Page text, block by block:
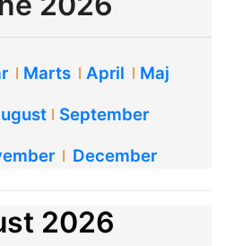
ǀ Marts ǀ April ǀ Maj
ǀ September
ǀ December
2026